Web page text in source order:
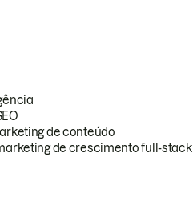
de conteúdo
de crescimento full-stack